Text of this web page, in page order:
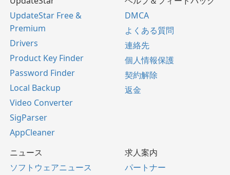
UpdateStar Free &
Premium
Drivers
Product Key Finder
Password Finder
Local Backup
Video Converter
SigParser
AppCleaner
DMCA
よくある質問
連絡先
個人情報保護
契約解除
返金
ニュース
ソフトウェアニュース
求人案内
パートナー